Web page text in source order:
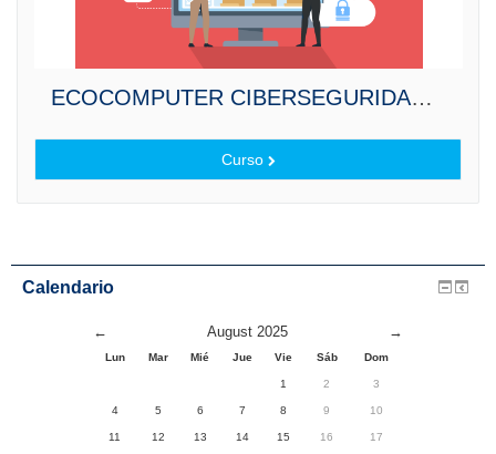
ECOCOMPUTER CIBERSEGURIDAD PARA TRABAJADORES
Curso
Calendario
← August 2025 →
Lun Mar Mié Jue Vie Sáb Dom
1 2 3
4 5 6 7 8 9 10
11 12 13 14 15 16 17